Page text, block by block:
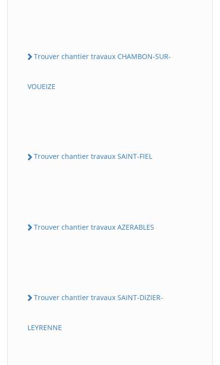
Trouver chantier travaux CHAMBON-SUR-
VOUEIZE
Trouver chantier travaux SAINT-FIEL
Trouver chantier travaux AZERABLES
Trouver chantier travaux SAINT-DIZIER-
LEYRENNE